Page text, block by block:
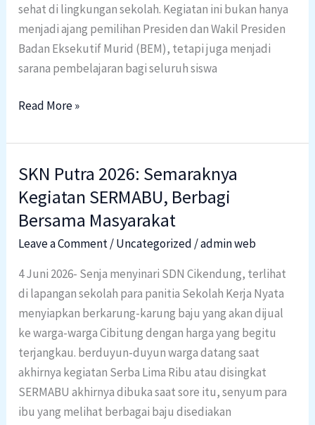
sehat di lingkungan sekolah. Kegiatan ini bukan hanya
menjadi ajang pemilihan Presiden dan Wakil Presiden
Badan Eksekutif Murid (BEM), tetapi juga menjadi
sarana pembelajaran bagi seluruh siswa
Read More »
SKN Putra 2026: Semaraknya
Kegiatan SERMABU, Berbagi
Bersama Masyarakat
Leave a Comment/Uncategorized /admin web
4 Juni 2026- Senja menyinari SDN Cikendung, terlihat
di lapangan sekolah para panitia Sekolah Kerja Nyata
menyiapkan berkarung-karung baju yang akan dijual
ke warga-warga Cibitung dengan harga yang begitu
terjangkau. berduyun-duyun warga datang saat
akhirnya kegiatan Serba Lima Ribu atau disingkat
SERMABU akhirnya dibuka saat sore itu, senyum para
ibu yang melihat berbagai baju disediakan
SKN
Putra
2026:
Semaraknya
Kegiatan
SERMABU,
Berbagi
Bersama
Masyarakat